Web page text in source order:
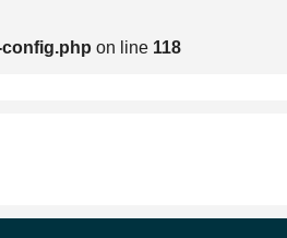
on line 118